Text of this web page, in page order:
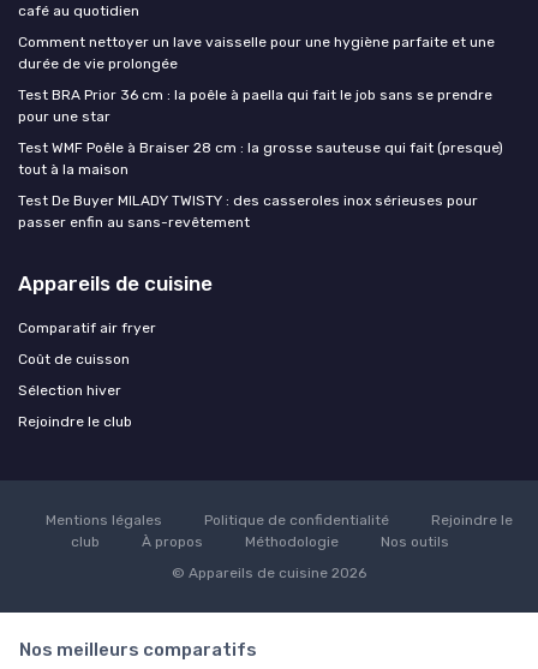
café au quotidien
Comment nettoyer un lave vaisselle pour une hygiène parfaite et une
durée de vie prolongée
Test BRA Prior 36 cm : la poêle à paella qui fait le job sans se prendre
pour une star
Test WMF Poêle à Braiser 28 cm : la grosse sauteuse qui fait (presque)
tout à la maison
Test De Buyer MILADY TWISTY : des casseroles inox sérieuses pour
passer enfin au sans-revêtement
Appareils de cuisine
Comparatif air fryer
Coût de cuisson
Sélection hiver
Rejoindre le club
Mentions légales Politique de confidentialité
Rejoindre le
club
À propos Méthodologie
Nos outils
© Appareils de cuisine 2026
Nos meilleurs comparatifs